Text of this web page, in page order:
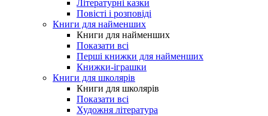
Літературні казки
Повісті і розповіді
Книги для найменших
Книги для найменших
Показати всі
Перші книжки для найменших
Книжки-іграшки
Книги для школярів
Книги для школярів
Показати всі
Художня література